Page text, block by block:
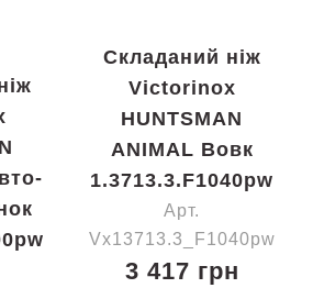
Складаний ніж
Victorinox
HUNTSMAN
ANIMAL Вовк
1.3713.3.F1040pw
Арт.
Vx13713.3_F1040pw
3 417 грн